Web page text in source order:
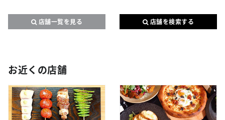
店舗一覧を見る 店舗を検索する
お近くの店舗